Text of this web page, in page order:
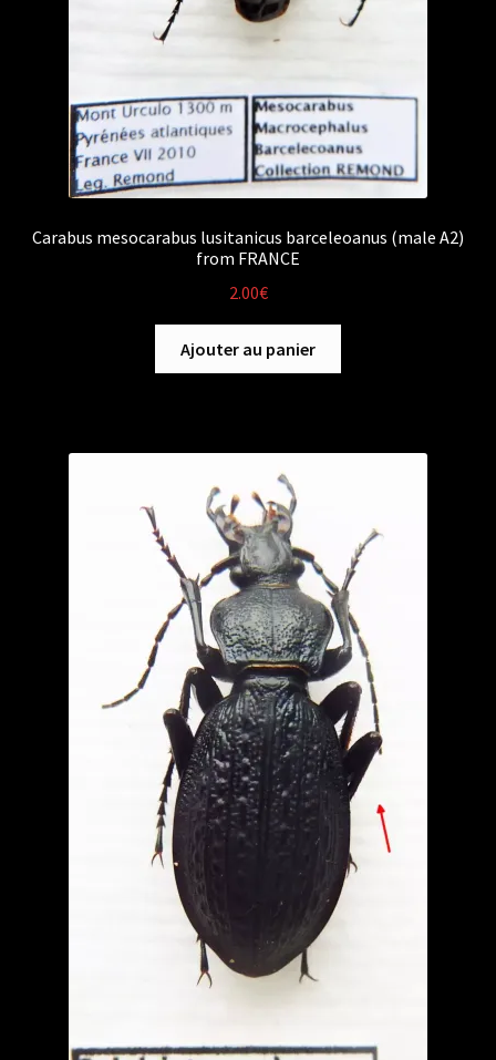
Carabus mesocarabus lusitanicus barceleoanus (male A2)
from FRANCE
2.00€
Ajouter au panier